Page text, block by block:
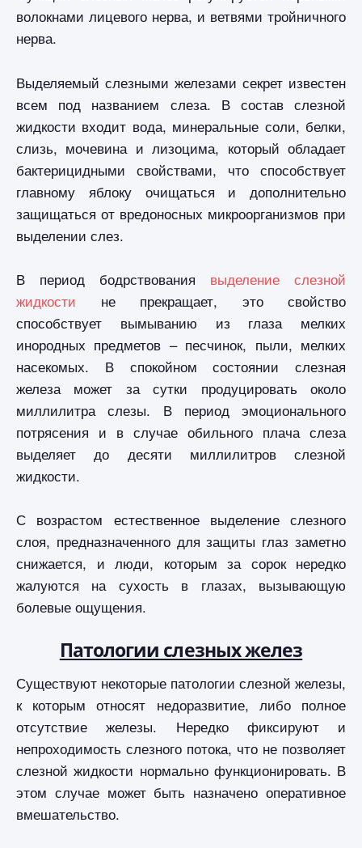
волокнами лицевого нерва, и ветвями тройничного
нерва.
Выделяемый слезными железами секрет известен
всем под названием слеза. В состав слезной
жидкости входит вода, минеральные соли, белки,
слизь, мочевина и лизоцима, который обладает
бактерицидными свойствами, что способствует
главному яблоку очищаться и дополнительно
защищаться от вредоносных микроорганизмов при
выделении слез.
В период бодрствования выделение слезной
жидкости не прекращает, это свойство
способствует вымыванию из глаза мелких
инородных предметов – песчинок, пыли, мелких
насекомых. В спокойном состоянии слезная
железа может за сутки продуцировать около
миллилитра слезы. В период эмоционального
потрясения и в случае обильного плача слеза
выделяет до десяти миллилитров слезной
жидкости.
С возрастом естественное выделение слезного
слоя, предназначенного для защиты глаз заметно
снижается, и люди, которым за сорок нередко
жалуются на сухость в глазах, вызывающую
болевые ощущения.
Патологии слезных желез
Существуют некоторые патологии слезной железы,
к которым относят недоразвитие, либо полное
отсутствие железы. Нередко фиксируют и
непроходимость слезного потока, что не позволяет
слезной жидкости нормально функционировать. В
этом случае может быть назначено оперативное
вмешательство.